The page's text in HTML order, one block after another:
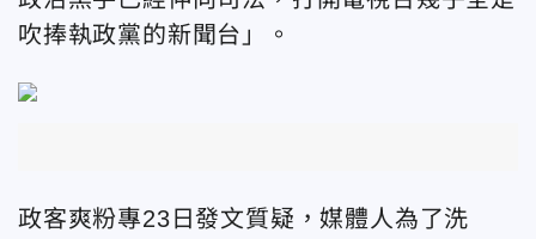
吹捧執政黨的新聞台」。
政客爽粉專23日發文質疑，媒體人為了洗